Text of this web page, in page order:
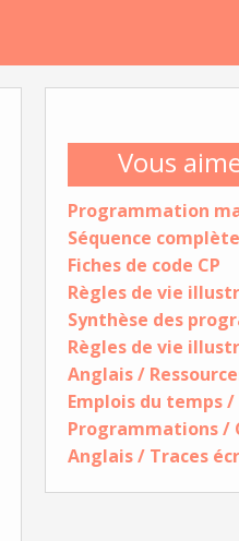
Vous
Programmation
Séquence
Fiches de code CP
Règles de vie
Règles de vie
Anglais /
Emplois du temps
Programmations /
Anglais / Traces